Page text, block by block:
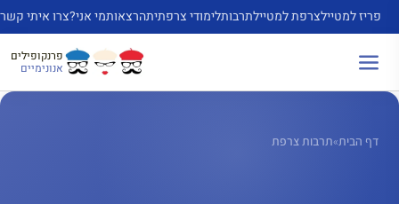
לדלג
לתוכן
פריז למטיילצרפת למטיילתרבותלימודי צרפתיתהרצאותמי אני?צרו איתי קשר
פרנקופילים
אנונימיים
דף הבית»תרבות צרפת